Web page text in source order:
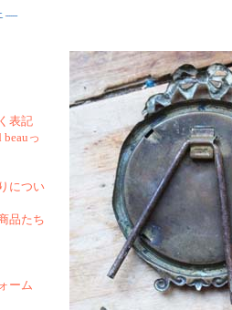
表記
っ
につい
品たち
ーム